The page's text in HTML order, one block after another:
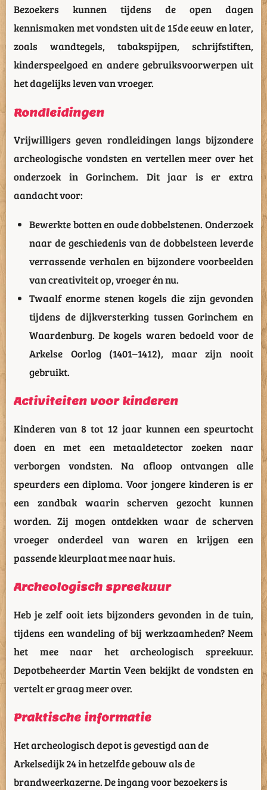
Bezoekers kunnen tijdens de open dagen
kennismaken met vondsten uit de 15de eeuw en later,
zoals wandtegels, tabakspijpen, schrijfstiften,
kinderspeelgoed en andere gebruiksvoorwerpen uit
het dagelijks leven van vroeger.
Rondleidingen
Vrijwilligers geven rondleidingen langs bijzondere
archeologische vondsten en vertellen meer over het
onderzoek in Gorinchem. Dit jaar is er extra
aandacht voor:
Bewerkte botten en oude dobbelstenen. Onderzoek
naar de geschiedenis van de dobbelsteen leverde
verrassende verhalen en bijzondere voorbeelden
van creativiteit op, vroeger én nu.
Twaalf enorme stenen kogels die zijn gevonden
tijdens de dijkversterking tussen Gorinchem en
Waardenburg. De kogels waren bedoeld voor de
Arkelse Oorlog (1401–1412), maar zijn nooit
gebruikt.
Activiteiten voor kinderen
Kinderen van 8 tot 12 jaar kunnen een speurtocht
doen en met een metaaldetector zoeken naar
verborgen vondsten. Na afloop ontvangen alle
speurders een diploma. Voor jongere kinderen is er
een zandbak waarin scherven gezocht kunnen
worden. Zij mogen ontdekken waar de scherven
vroeger onderdeel van waren en krijgen een
passende kleurplaat mee naar huis.
Archeologisch spreekuur
Heb je zelf ooit iets bijzonders gevonden in de tuin,
tijdens een wandeling of bij werkzaamheden? Neem
het mee naar het archeologisch spreekuur.
Depotbeheerder Martin Veen bekijkt de vondsten en
vertelt er graag meer over.
Praktische informatie
Het archeologisch depot is gevestigd aan de
Arkelsedijk 24 in hetzelfde gebouw als de
brandweerkazerne. De ingang voor bezoekers is